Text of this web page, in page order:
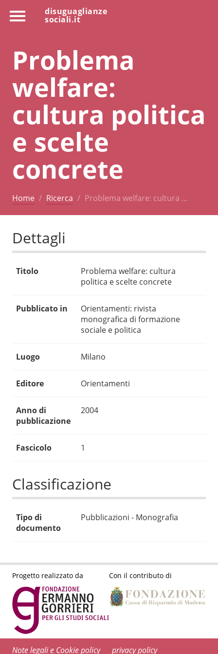
disuguaglianze
sociali.it
Problema
welfare:
cultura politica
e scelte
concrete
Home Ricerca Problema welfare: cultura …
Dettagli
Titolo
Problema welfare: cultura
politica e scelte concrete
Pubblicato in
Orientamenti: rivista
monografica di formazione
sociale e politica
Luogo Milano
Editore Orientamenti
Anno di
pubblicazione
2004
Fascicolo 1
Classificazione
Tipo di
documento
Pubblicazioni - Monografia
Progetto realizzato da Con il contributo di
Note legali e Cookie policy privacy policy